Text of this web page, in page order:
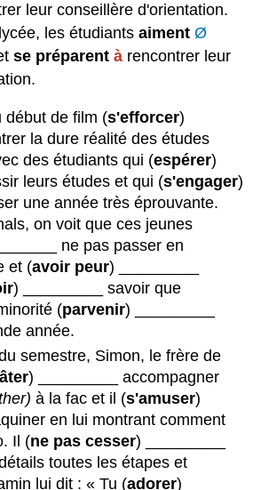
leur conseillère d'orientation.
les étudiantsaiment Ø
se préparentà rencontrer leur
début de film (s'efforcer)
la dure réalité des études
des étudiants qui (espérer)
leurs études et qui (s'engager)
une année très éprouvante.
on voit que ces jeunes
ne pas passer en
et (avoir peur) _________
) _________ savoir que
(parvenir) _________
année.
semestre, Simon, le frère de
) _________ accompagner
à la fac et il (s'amuser)
en lui montrant comment
Il (ne pas cesser) _________
toutes les étapes et
lui dit : « Tu (adorer)